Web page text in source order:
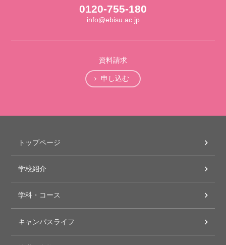
0120-755-180
info@ebisu.ac.jp
資料請求
申し込む
トップページ
学校紹介
学科・コース
キャンパスライフ